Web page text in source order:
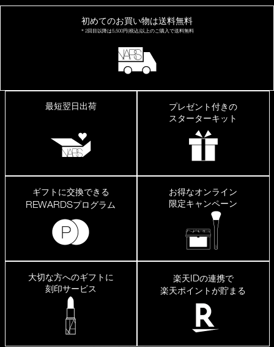
初めてのお買い物は送料無料
＊2回目以降は5,500円(税込)以上のご購入で送料無料
最短翌日出荷
プレゼント付きの
スターターキット
ギフトに交換できる
REWARDSプログラム
お得なオンライン
限定キャンペーン
大切な方へのギフトに
刻印サービス
楽天IDの連携で
楽天ポイントが貯まる